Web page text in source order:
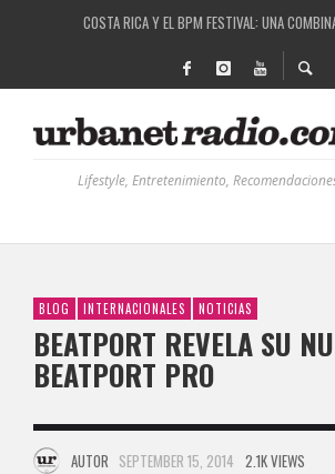
COSTA RICA Y EL BPM FESTIVAL: UNA
LA HISTORIA DETRÁS DE LA MÚSICA ELECTRÓNICA:
Lifestyle, Entretenimiento,
BLOG INTERNACIONALES NOTICIAS
BEATPORT REVELA SU
BEATPORT PRO
AUTOR SEPTEMBER 15, 2014 2.1K VIEWS